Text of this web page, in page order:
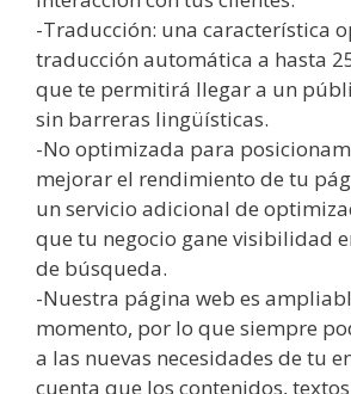
-Traducción: una característica
traducción automática a hasta
que te permitirá llegar a un
sin barreras lingüísticas.
-No optimizada para
mejorar el rendimiento de tu
un servicio adicional de
que tu negocio gane visibilidad
de búsqueda.
-Nuestra página web es
momento, por lo que siempre
a las nuevas necesidades de tu
cuenta que los contenidos,